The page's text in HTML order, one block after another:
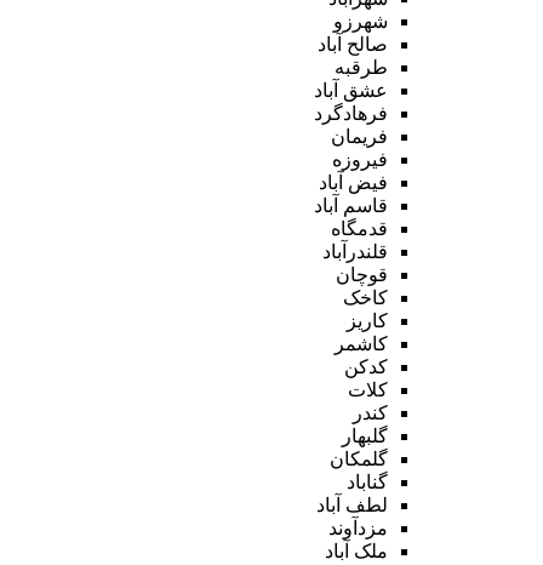
شهرزو
صالح آباد
طرقبه
عشق آباد
فرهادگرد
فریمان
فیروزه
فیض آباد
قاسم آباد
قدمگاه
قلندرآباد
قوچان
کاخک
کاریز
کاشمر
کدکن
کلات
کندر
گلبهار
گلمکان
گناباد
لطف آباد
مزدآوند
ملک آباد